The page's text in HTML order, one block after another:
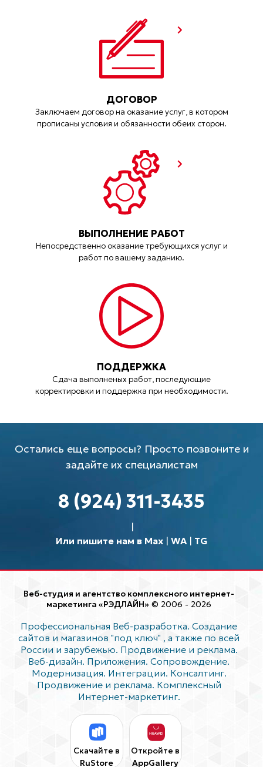
ДОГОВОР
Заключаем договор на оказание услуг, в котором
прописаны условия и обязанности обеих сторон.
ВЫПОЛНЕНИЕ РАБОТ
Непосредственно оказание требующихся услуг и
работ по вашему заданию.
ПОДДЕРЖКА
Сдача выполненых работ, последующие
корректировки и поддержка при необходимости.
Остались еще вопросы? Просто позвоните и
задайте их специалистам
8 (924) 311-3435
Или пишите нам в Max| WA| TG
Веб-студия и агентство комплексного интернет-
маркетинга «РЭДЛАЙН» © 2006 - 2026
Профессиональная Веб-разработка. Создание
сайтов и магазинов "под ключ" , а также по всей
России и зарубежью. Продвижение и реклама.
Веб-дизайн. Приложения. Сопровождение.
Модернизация. Интеграции. Консалтинг.
Продвижение и реклама. Комплексный
Интернет-маркетинг.
Скачайте в
RuStore
Откройте в
AppGallery